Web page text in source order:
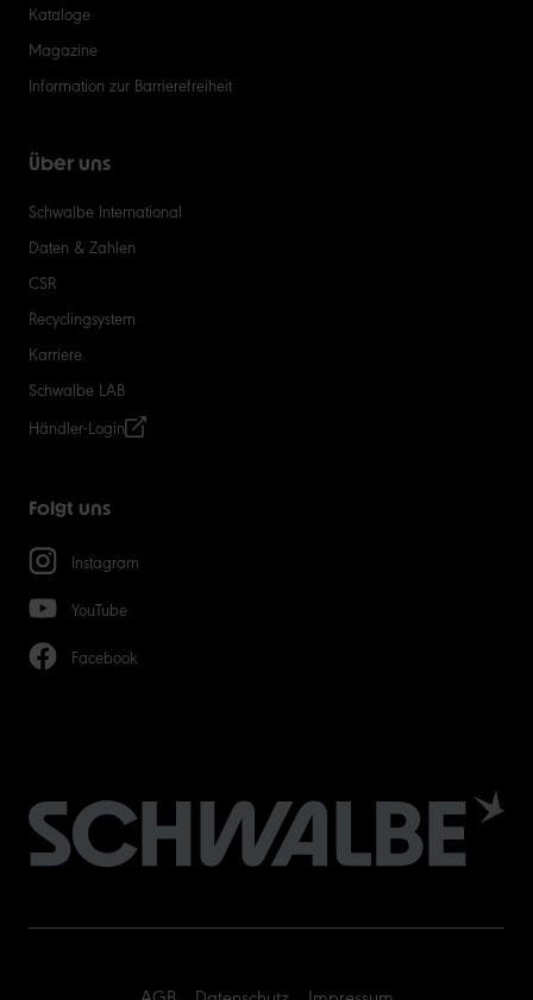
Kataloge
Magazine
Information zur Barrierefreiheit
Über uns
Schwalbe International
Daten & Zahlen
CSR
Recyclingsystem
Karriere
Schwalbe LAB
Händler-Login
Folgt uns
Instagram
YouTube
Facebook